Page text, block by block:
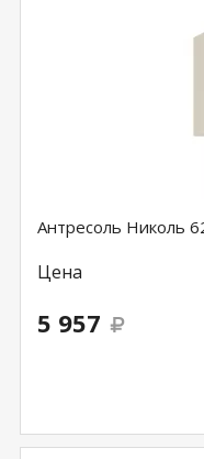
Антресоль Николь
Цена
5 957